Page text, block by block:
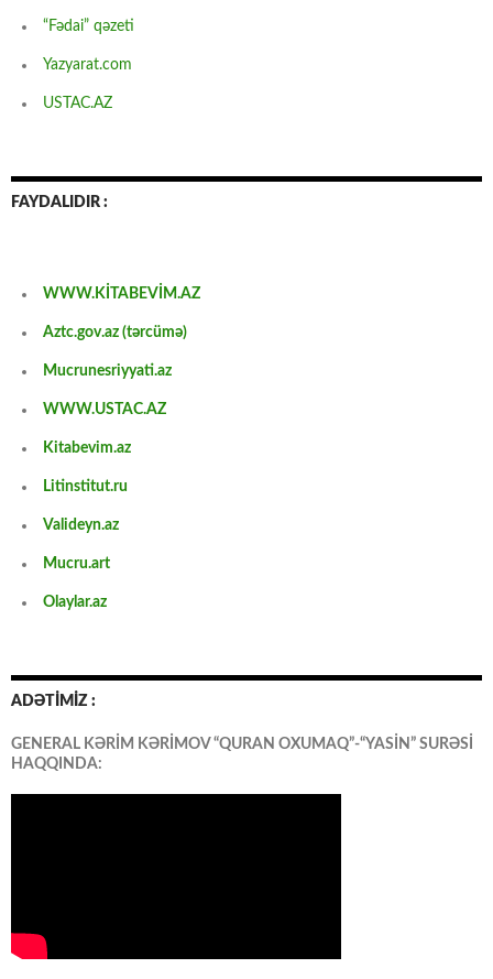
“Fədai” qəzeti
Yazyarat.com
USTAC.AZ
FAYDALIDIR :
WWW.KİTABEVİM.AZ
Aztc.gov.az (tərcümə)
Mucrunesriyyati.az
WWW.USTAC.AZ
Kitabevim.az
Litinstitut.ru
Valideyn.az
Mucru.art
Olaylar.az
ADƏTİMİZ :
GENERAL KƏRİM KƏRİMOV “QURAN OXUMAQ”-“YASİN” SURƏSİ
HAQQINDA: